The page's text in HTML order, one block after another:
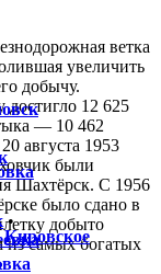
ветка
увеличить
добычу.
достигло 12 625
— 10 462
августа 1953
были
Шахтёрск. С 1956
было сдано в
добыто
из самых богатых
•
Кировское